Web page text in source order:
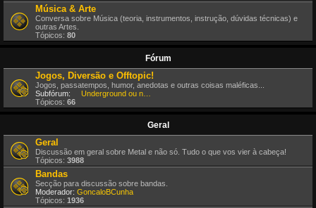
Música & Arte
Conversa sobre Música (teoria, instrumentos, instrução, dúvidas técnicas) e
outras Artes.
Tópicos: 80
Fórum
Jogos, Diversão e Offtopic!
Jogos, passatempos, humor, anedotas e outras coisas maléficas...
Subfórum:
Tópicos: 66
Geral
Geral
Discussão em geral sobre Metal e não só. Tudo o que vos vier à cabeça!
Tópicos: 3988
Bandas
Secção para discussão sobre bandas.
Moderador: GoncaloBCunha
Tópicos: 1936